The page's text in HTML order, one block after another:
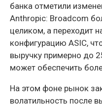
банка отметили
Anthropic: Broadcom
целиком, а переходит
конфигурацию ASIC,
выручку примерно до
может обеспечить
На этом фоне рынок
волатильность после